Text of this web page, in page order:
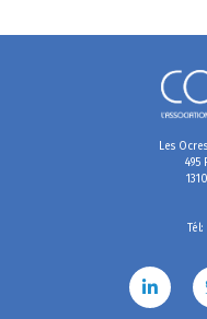
Les
495
Tél: